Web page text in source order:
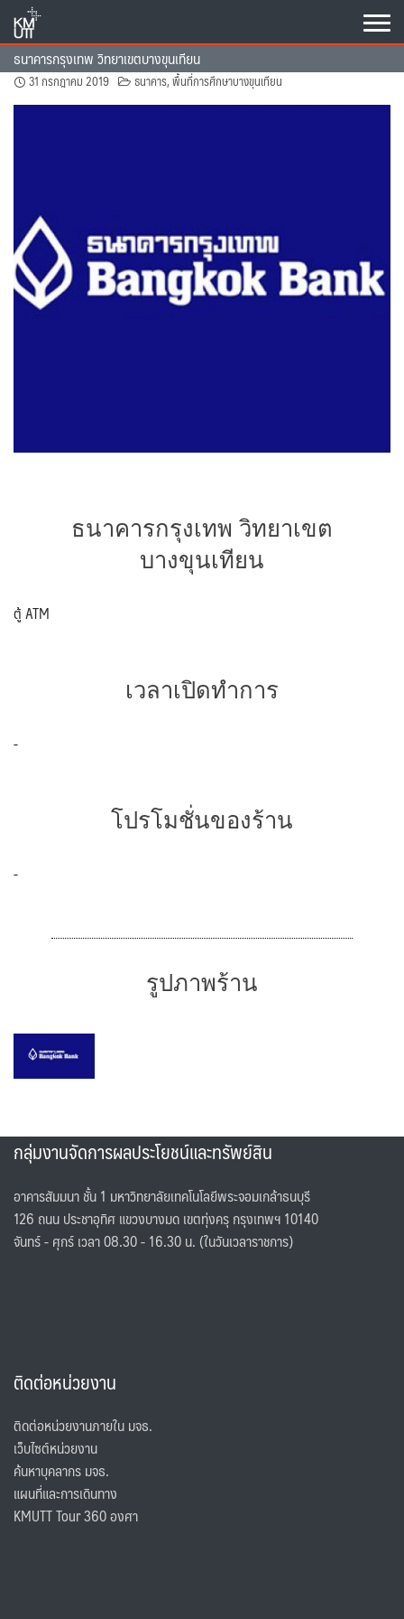
content
ธนาคารกรุงเทพ วิทยาเขตบางขุนเทียน
31 กรกฎาคม 2019 ธนาคาร,พื้นที่การศึกษาบางขุนเทียน
ธนาคารกรุงเทพ วิทยาเขต
บางขุนเทียน
ตู้ ATM
เวลาเปิดทำการ
-
โปรโมชั่นของร้าน
-
รูปภาพร้าน
กลุ่มงานจัดการผลประโยชน์และทรัพย์สิน
อาคารสัมมนา ชั้น 1 มหาวิทยาลัยเทคโนโลยีพระจอมเกล้าธนบุรี
126 ถนน ประชาอุทิศ แขวงบางมด เขตทุ่งครุ กรุงเทพฯ 10140
จันทร์ - ศุกร์ เวลา 08.30 - 16.30 น. (ในวันเวลาราชการ)
ติดต่อหน่วยงาน
ติดต่อหน่วยงานภายใน มจธ.
เว็บไซต์หน่วยงาน
ค้นหาบุคลากร มจธ.
แผนที่และการเดินทาง
KMUTT Tour 360 องศา